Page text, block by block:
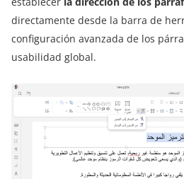
directamente desde la barra de
configuración avanzada de los
usabilidad global.